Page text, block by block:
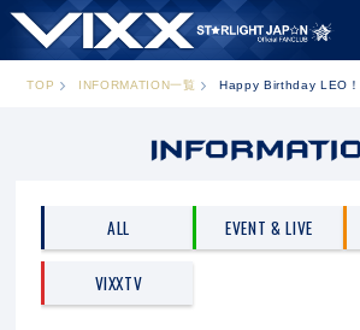
TOP INFORMATION一覧 Happy Birthday LEO！
ALL EVENT & LIVE
VIXXTV